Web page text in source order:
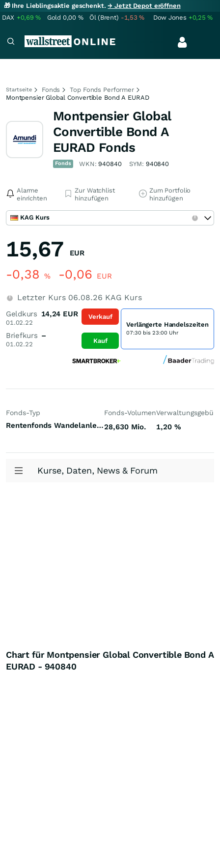
🎁 Ihre Lieblingsaktie geschenkt.→ Jetzt Depot eröffnen
DAX +0,69% Gold 0,00 % Öl (Brent) -1,53% Dow Jones +0,25%
Startseite Fonds
Top Fonds Performer
Montpensier Global Convertible Bond A EURAD
Montpensier Global
Convertible Bond A
EURAD Fonds
Fonds WKN:940840 SYM: 940840
Alarme
einrichten
Zur Watchlist
hinzufügen
Zum Portfolio
hinzufügen
KAG Kurs
15,67 EUR
-0,38 % -0,06 EUR
Letzter Kurs 06.08.26 KAG Kurs
Geldkurs
01.02.22
14,24 EUR
Briefkurs
01.02.22
–
Verkauf
Kauf
Verlängerte Handelszeiten
07:30 bis 23:00 Uhr
Fonds-Typ
Rentenfonds Wandelanleihen Welt Euro
Fonds-Volumen
28,630 Mio. 1,20 %
Kurse, Daten, News & Forum
Chart für Montpensier Global Convertible Bond A
EURAD - 940840